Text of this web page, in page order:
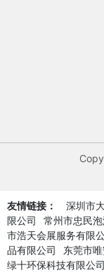
友情链接： 深圳市
限公司
常州市忠民
市浩天会展服务有限
品有限公司
东莞市
绿十环保科技有限公司